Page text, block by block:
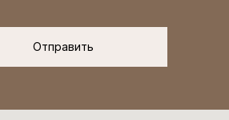
Отправить